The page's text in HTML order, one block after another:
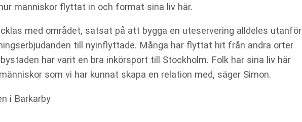
människor flyttat in och format sina liv här.
med området, satsat på att bygga en uteservering alldeles utanför
till nyinflyttade. Många har flyttat hit från andra orter
har varit en bra inkörsport till Stockholm. Folk har sina liv här
som vi har kunnat skapa en relation med, säger Simon.